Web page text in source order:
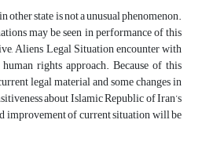
state is not a unusual phenomenon.
may be seen in performance of this
Aliens Legal Situation encounter with
rights approach. Because of this
legal material and some changes in
about Islamic Republic of Iran’s
improvement of current situation will be